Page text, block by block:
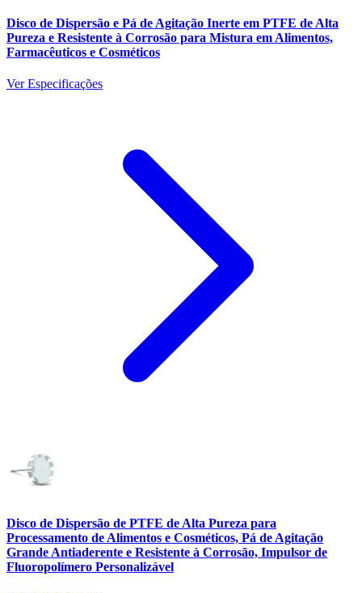
Disco de Dispersão e Pá de Agitação Inerte em PTFE de Alta
Pureza e Resistente à Corrosão para Mistura em Alimentos,
Farmacêuticos e Cosméticos
Ver Especificações
Disco de Dispersão de PTFE de Alta Pureza para
Processamento de Alimentos e Cosméticos, Pá de Agitação
Grande Antiaderente e Resistente à Corrosão, Impulsor de
Fluoropolímero Personalizável